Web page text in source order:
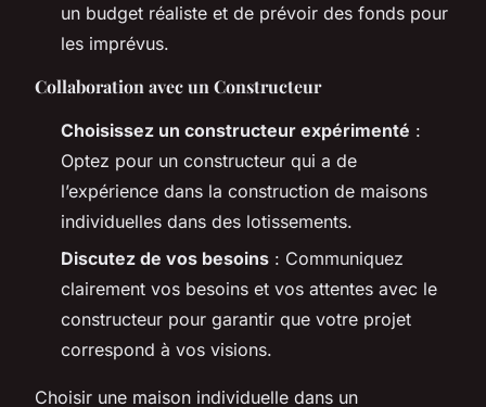
un budget réaliste et de prévoir des fonds pour
les imprévus.
Collaboration avec un Constructeur
Choisissez un constructeur expérimenté :
Optez pour un constructeur qui a de
l’expérience dans la construction de maisons
individuelles dans des lotissements.
Discutez de vos besoins : Communiquez
clairement vos besoins et vos attentes avec le
constructeur pour garantir que votre projet
correspond à vos visions.
Choisir une maison individuelle dans un